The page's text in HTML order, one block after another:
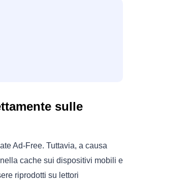
sulle
Ad-Free. Tuttavia, a causa
cache sui dispositivi mobili e
riprodotti su lettori